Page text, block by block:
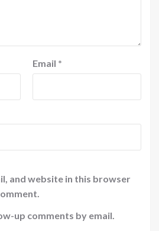
Email *
and website in this browser
up comments by email.